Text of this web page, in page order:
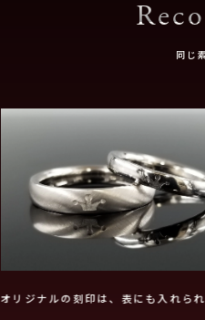
同じ
オリジナルの刻印は、表にも入れられ